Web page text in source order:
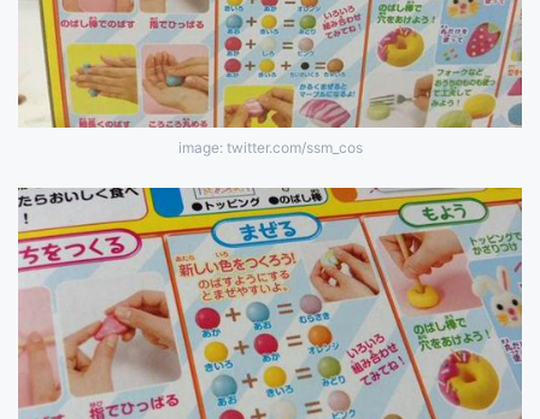
image: twitter.com/ssm_cos